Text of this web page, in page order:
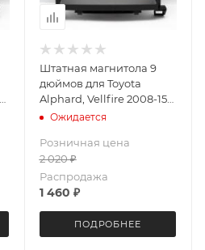
Штатная магнитола 9
дюймов для Toyota
Alphard, Vellfire 2008-15
Teyes CC2 PLUS 4026-
Ожидается
Розничная цена
2 020₽
Распродажа
1 460 ₽
ПОДРОБНЕЕ